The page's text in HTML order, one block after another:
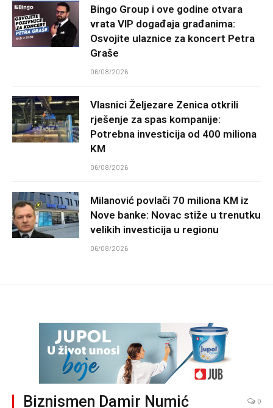
Bingo Group i ove godine otvara
vrata VIP događaja građanima:
Osvojite ulaznice za koncert Petra
Graše
06/08/2026
Vlasnici Željezare Zenica otkrili
rješenje za spas kompanije:
Potrebna investicija od 400 miliona
KM
06/08/2026
Milanović povlači 70 miliona KM iz
Nove banke: Novac stiže u trenutku
velikih investicija u regionu
06/08/2026
Biznismen Damir Numić 0